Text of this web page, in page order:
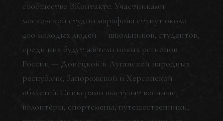
сообществе ВКонтакте. Участниками
московской студии марафона станут около
400 молодых людей — школьников, студентов,
среди них будут жители новых регионов
России — Донецкой и Луганской народных
республик, Запорожской и Херсонской
областей. Спикерами выступят военные,
волонтеры, спортсмены, путешественники,